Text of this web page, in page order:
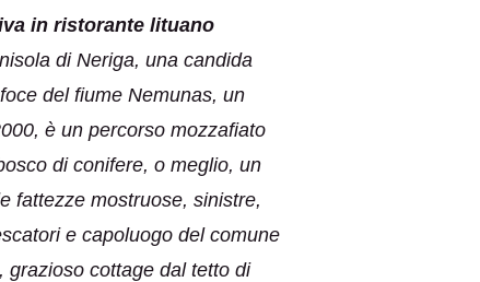
in ristorante lituano
di Neriga, una candida
del fiume Nemunas, un
è un percorso mozzafiato
di conifere, o meglio, un
fattezze mostruose, sinistre,
e capoluogo del comune
grazioso cottage dal tetto di